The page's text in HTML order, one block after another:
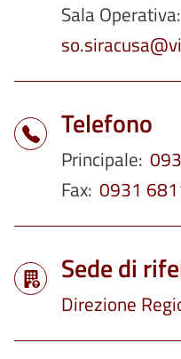
Sala Operativa
Telefono
Principale
Fax 0931
Sede di
Direzione